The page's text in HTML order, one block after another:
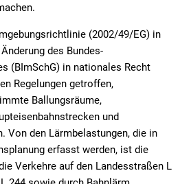
(2002/49/EG) in
des Bundes-
(BImSchG) in nationales Recht
Regelungen getroffen,
Ballungsräume,
und
Von den Lärmbelastungen, die in
erfasst werden, ist die
Verkehre auf den Landesstraßen L